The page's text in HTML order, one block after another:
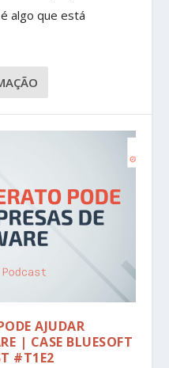
algo que está
AJUDAR
| CASE BLUESOFT
#T1E2